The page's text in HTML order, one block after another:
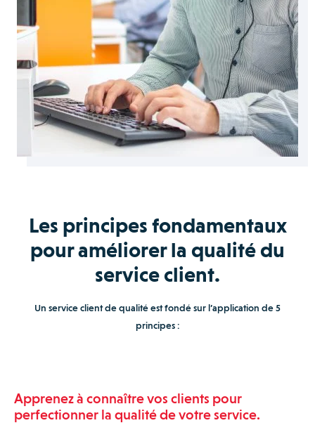
Les principes fondamentaux
pour améliorer la qualité du
service client.
Un service client de qualité est fondé sur l’application de 5
principes :
Apprenez à connaître vos clients pour
perfectionner la qualité de votre service.